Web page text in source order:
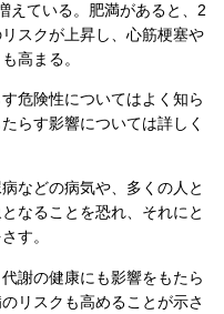
えている。肥満があると、2
スクが上昇し、心筋梗塞や
高まる。
危険性についてはよく知ら
らす影響については詳しく
などの病気や、多くの人と
なることを恐れ、それにと
す。
謝の健康にも影響をもたら
リスクも高めることが示さ